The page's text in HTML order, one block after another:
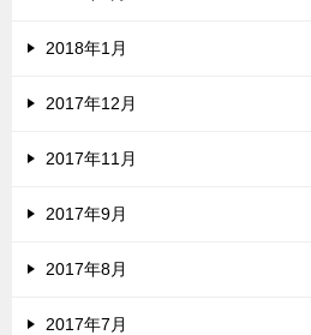
2018年1月
2017年12月
2017年11月
2017年9月
2017年8月
2017年7月